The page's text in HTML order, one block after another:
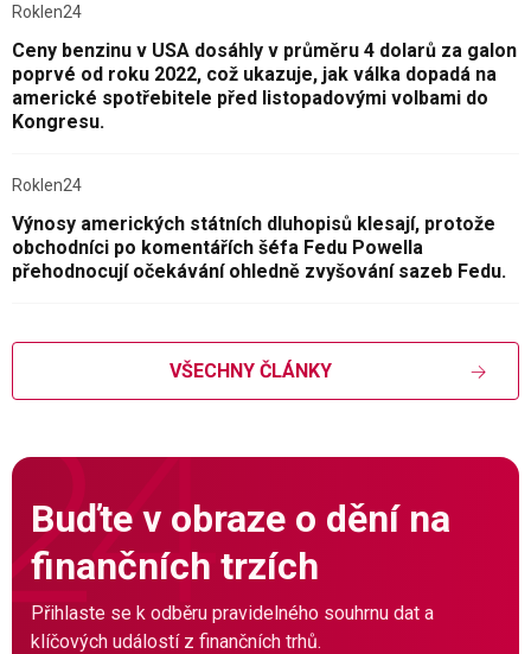
Roklen24
Ceny benzinu v USA dosáhly v průměru 4 dolarů za galon
poprvé od roku 2022, což ukazuje, jak válka dopadá na
americké spotřebitele před listopadovými volbami do
Kongresu.
Roklen24
Výnosy amerických státních dluhopisů klesají, protože
obchodníci po komentářích šéfa Fedu Powella
přehodnocují očekávání ohledně zvyšování sazeb Fedu.
VŠECHNY ČLÁNKY
Buďte v obraze o dění na
finančních trzích
Přihlaste se k odběru pravidelného souhrnu dat a
klíčových událostí z finančních trhů.